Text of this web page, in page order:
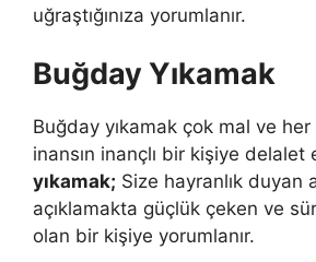
uğraştığınıza yorumlanır.
Buğday Yıkamak
Buğday yıkamak çok mal ve her
inansın inançlı bir kişiye delalet
yıkamak; Size hayranlık duyan
açıklamakta güçlük çe­ken ve
olan bir kişiye yorumlanır.